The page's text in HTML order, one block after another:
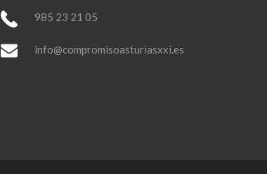
985 23 21 05
info@compromisoasturiasxxi.es